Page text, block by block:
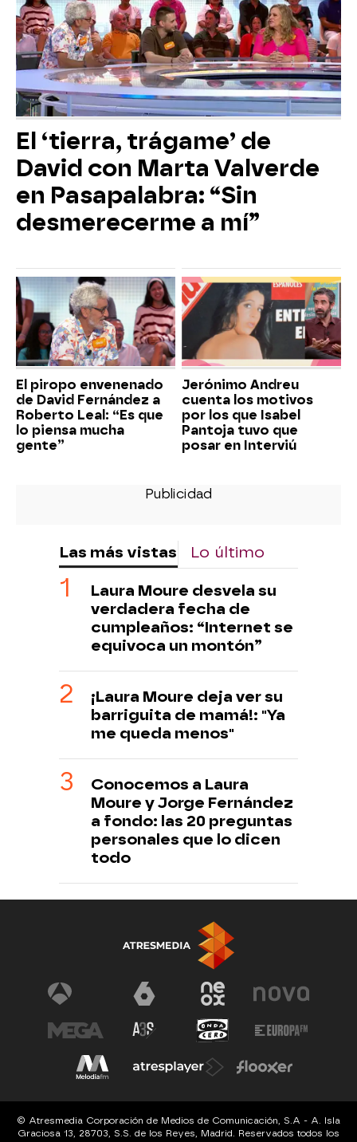
El ‘tierra, trágame’ de
David con Marta Valverde
en Pasapalabra: “Sin
desmerecerme a mí”
El piropo envenenado
de David Fernández a
Roberto Leal: “Es que
lo piensa mucha
gente”
Jerónimo Andreu
cuenta los motivos
por los que Isabel
Pantoja tuvo que
posar en Interviú
Las más vistas Lo último
Laura Moure desvela su
verdadera fecha de
cumpleaños: “Internet se
equivoca un montón”
¡Laura Moure deja ver su
barriguita de mamá!: "Ya
me queda menos"
Conocemos a Laura
Moure y Jorge Fernández
a fondo: las 20 preguntas
personales que lo dicen
todo
© Atresmedia Corporación de Medios de Comunicación, S.A - A. Isla
Graciosa 13, 28703, S.S. de los Reyes, Madrid. Reservados todos los